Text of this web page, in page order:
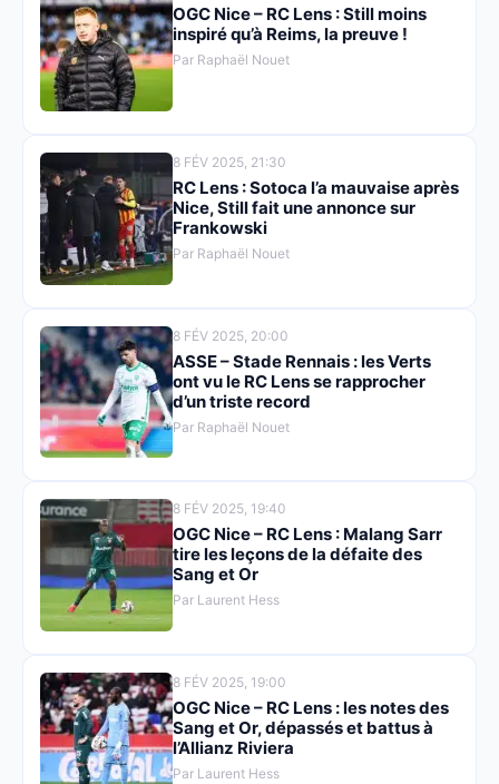
OGC Nice – RC Lens : Still moins
inspiré qu’à Reims, la preuve !
Par Raphaël Nouet
8 FÉV 2025, 21:30
RC Lens : Sotoca l’a mauvaise après
Nice, Still fait une annonce sur
Frankowski
Par Raphaël Nouet
8 FÉV 2025, 20:00
ASSE – Stade Rennais : les Verts
ont vu le RC Lens se rapprocher
d’un triste record
Par Raphaël Nouet
8 FÉV 2025, 19:40
OGC Nice – RC Lens : Malang Sarr
tire les leçons de la défaite des
Sang et Or
Par Laurent Hess
8 FÉV 2025, 19:00
OGC Nice – RC Lens : les notes des
Sang et Or, dépassés et battus à
l’Allianz Riviera
Par Laurent Hess